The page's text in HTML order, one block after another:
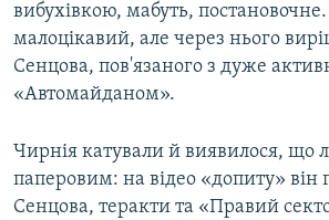
вибухівкою, мабуть,
малоцікавий, але через нього
Сенцова, пов'язаного з дуже
«Автомайданом».
Чирнія катували й виявилося, що
паперовим: на відео «допиту» він
Сенцова, теракти та «Правий